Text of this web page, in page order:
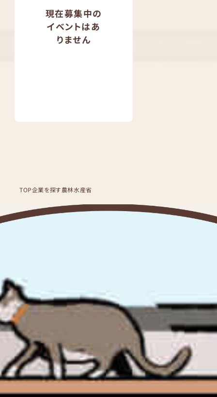
現在募集中の
イベントはあ
りません
TOP企業を探す農林水産省